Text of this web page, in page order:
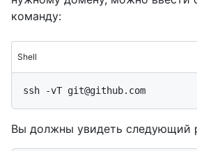
команду:
Shell
Вы должны увидеть следующий